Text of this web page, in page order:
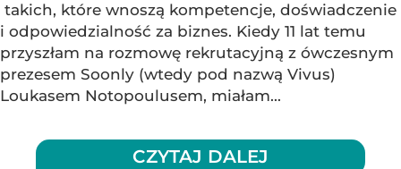
takich, które wnoszą kompetencje, doświadczenie
i odpowiedzialność za biznes. Kiedy 11 lat temu
przyszłam na rozmowę rekrutacyjną z ówczesnym
prezesem Soonly (wtedy pod nazwą Vivus)
Loukasem Notopoulusem, miałam...
CZYTAJ DALEJ